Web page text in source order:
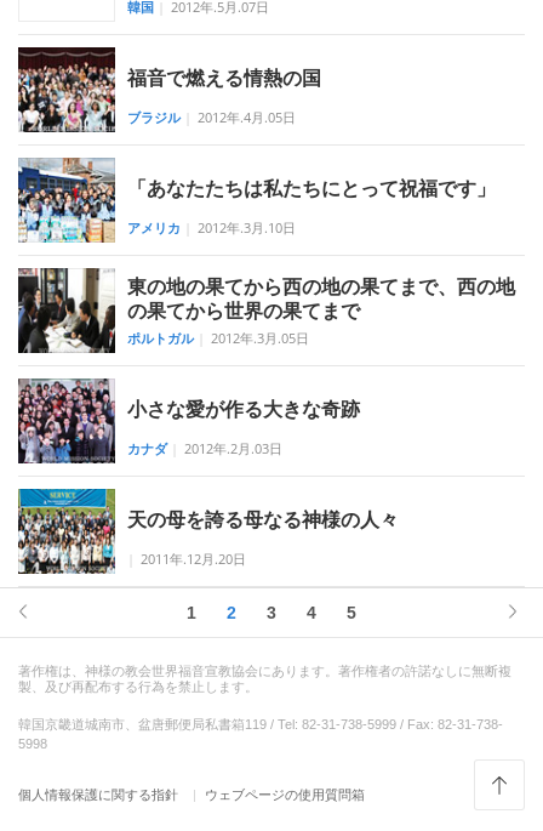
韓国 2012年.5月.07日
福音で燃える情熱の国
ブラジル 2012年.4月.05日
「あなたたちは私たちにとって祝福です」
アメリカ 2012年.3月.10日
東の地の果てから西の地の果てまで、西の地
の果てから世界の果てまで
ポルトガル 2012年.3月.05日
小さな愛が作る大きな奇跡
カナダ 2012年.2月.03日
天の母を誇る母なる神様の人々
2011年.12月.20日
1 2 3 4 5
著作権は、神様の教会世界福音宣教協会にあります。著作権者の許諾なしに無断複
製、及び再配布する行為を禁止します。
韓国京畿道城南市、盆唐郵便局私書箱119 / Tel: 82-31-738-5999 / Fax: 82-31-738-
5998
個人情報保護に関する指針 ウェブページの使用質問箱